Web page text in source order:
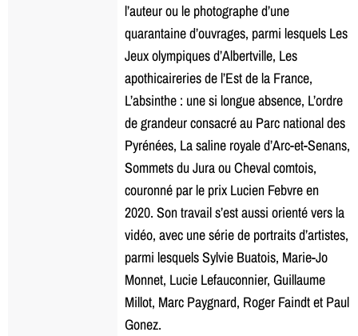
l’auteur ou le photographe d’une
quarantaine d’ouvrages, parmi lesquels Les
Jeux olympiques d’Albertville, Les
apothicaireries de l’Est de la France,
L’absinthe : une si longue absence, L’ordre
de grandeur consacré au Parc national des
Pyrénées, La saline royale d’Arc-et-Senans,
Sommets du Jura ou Cheval comtois,
couronné par le prix Lucien Febvre en
2020. Son travail s’est aussi orienté vers la
vidéo, avec une série de portraits d’artistes,
parmi lesquels Sylvie Buatois, Marie-Jo
Monnet, Lucie Lefauconnier, Guillaume
Millot, Marc Paygnard, Roger Faindt et Paul
Gonez.